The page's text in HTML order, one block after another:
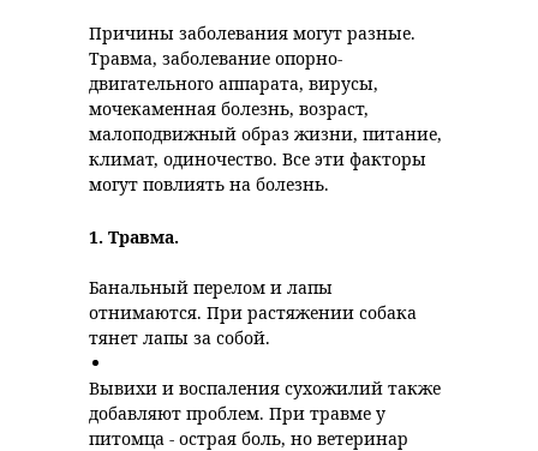
Причины заболевания могут разные.
Травма, заболевание опорно-
двигательного аппарата, вирусы,
мочекаменная болезнь, возраст,
малоподвижный образ жизни, питание,
климат, одиночество. Все эти факторы
могут повлиять на болезнь.
1. Травма.
Банальный перелом и лапы
отнимаются. При растяжении собака
тянет лапы за собой.
Вывихи и воспаления сухожилий также
добавляют проблем. При травме у
питомца - острая боль, но ветеринар